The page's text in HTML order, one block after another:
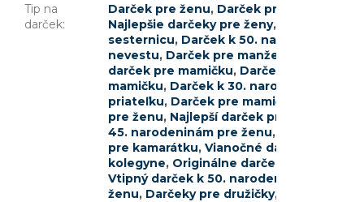
Tip na
darček:
Darček pre ženu, Darček pre najlepšiu
Najlepšie darčeky pre ženy,
sesternicu, Darček k 50. narodeninám
nevestu, Darček pre manželku
darček pre mamičku, Darček pre mladú
mamičku, Darček k 30. narodeninám pre
priateľku, Darček pre mamičku k
pre ženu, Najlepší darček pre kamarátku
45. narodeninám pre ženu,
pre kamarátku, Vianočné darčeky pre
kolegyne, Originálne darčeky pre ženy
Vtipný darček k 50. narodeninám pre
ženu, Darčeky pre družičky,